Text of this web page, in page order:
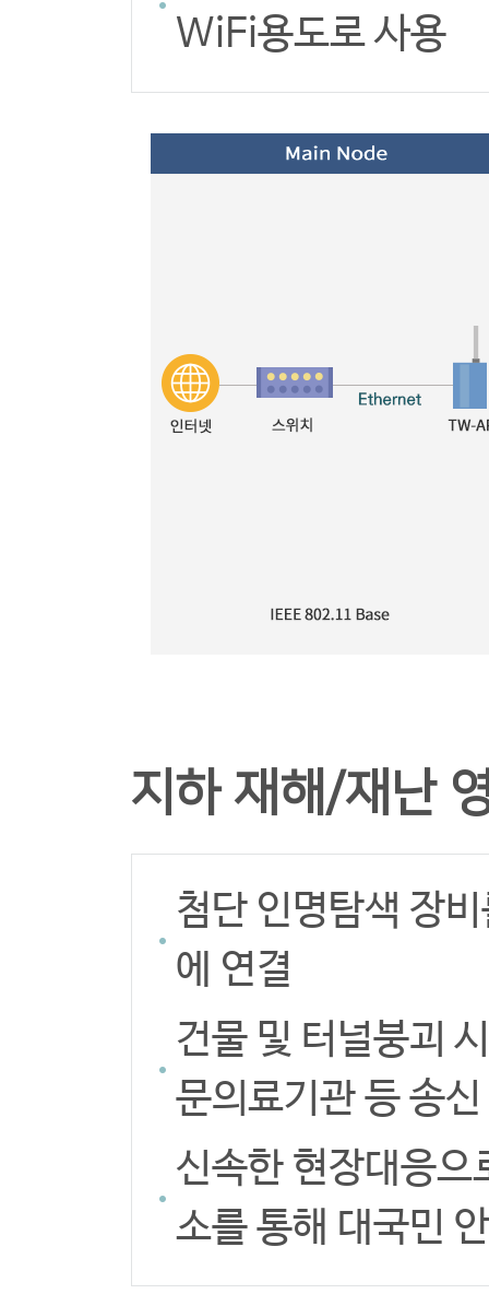
WiFi용도로 사용
지하 재해/재난
첨단 인명탐색 장
에 연결
건물 및 터널붕괴
문의료기관 등 송신
신속한 현장대응으
소를 통해 대국민